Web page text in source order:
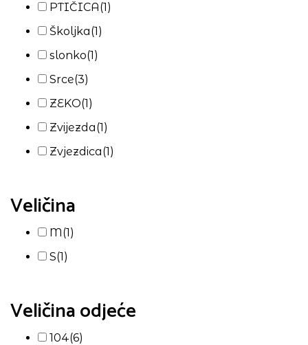
PTIČICA(1)
Školjka(1)
slonko(1)
Srce(3)
ZEKO(1)
Zvijezda(1)
Zvjezdica(1)
Veličina
M(1)
S(1)
Veličina odjeće
104(6)